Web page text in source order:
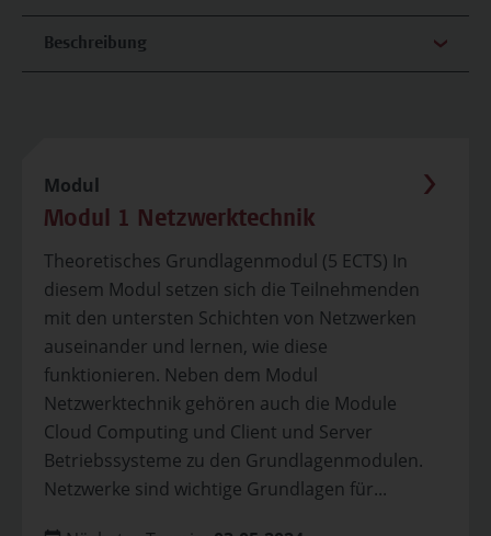
Beschreibung
Modul
Modul 1 Netzwerktechnik
Theoretisches Grundlagenmodul (5 ECTS) In
diesem Modul setzen sich die Teilnehmenden
mit den untersten Schichten von Netzwerken
auseinander und lernen, wie diese
funktionieren. Neben dem Modul
Netzwerktechnik gehören auch die Module
Cloud Computing und Client und Server
Betriebssysteme zu den Grundlagenmodulen.
Netzwerke sind wichtige Grundlagen für...